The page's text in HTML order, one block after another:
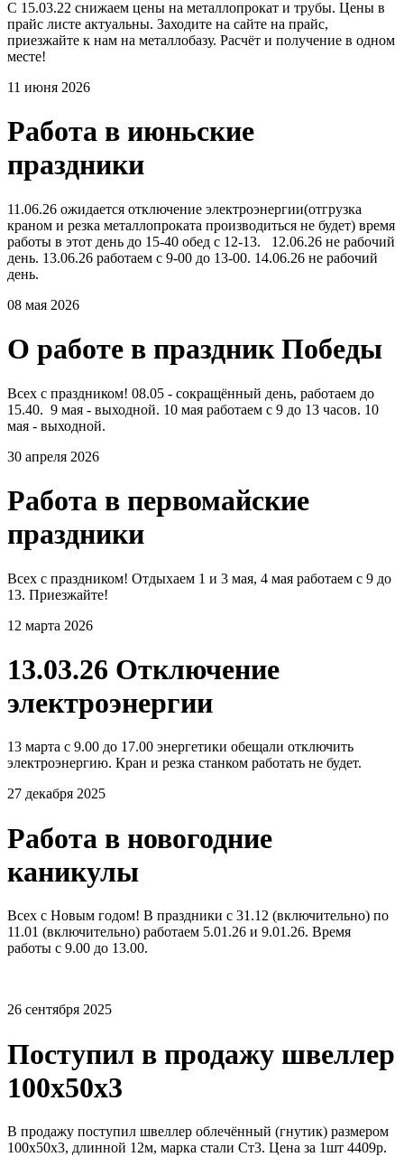
С 15.03.22 снижаем цены на металлопрокат и трубы. Цены в
прайс листе актуальны. Заходите на сайте на прайс,
приезжайте к нам на металлобазу. Расчёт и получение в одном
месте!
11 июня 2026
Работа в июньские
праздники
11.06.26 ожидается отключение электроэнергии(отгрузка
краном и резка металлопроката производиться не будет) время
работы в этот день до 15-40 обед с 12-13. 12.06.26 не рабочий
день. 13.06.26 работаем с 9-00 до 13-00. 14.06.26 не рабочий
день.
08 мая 2026
О работе в праздник Победы
Всех с праздником! 08.05 - сокращённый день, работаем до
15.40. 9 мая - выходной. 10 мая работаем с 9 до 13 часов. 10
мая - выходной.
30 апреля 2026
Работа в первомайские
праздники
Всех с праздником! Отдыхаем 1 и 3 мая, 4 мая работаем с 9 до
13. Приезжайте!
12 марта 2026
13.03.26 Отключение
электроэнергии
13 марта с 9.00 до 17.00 энергетики обещали отключить
электроэнергию. Кран и резка станком работать не будет.
27 декабря 2025
Работа в новогодние
каникулы
Всех с Новым годом! В праздники с 31.12 (включительно) по
11.01 (включительно) работаем 5.01.26 и 9.01.26. Время
работы с 9.00 до 13.00.
26 сентября 2025
Поступил в продажу швеллер
100х50х3
В продажу поступил швеллер облечённый (гнутик) размером
100х50х3, длинной 12м, марка стали Ст3. Цена за 1шт 4409р.